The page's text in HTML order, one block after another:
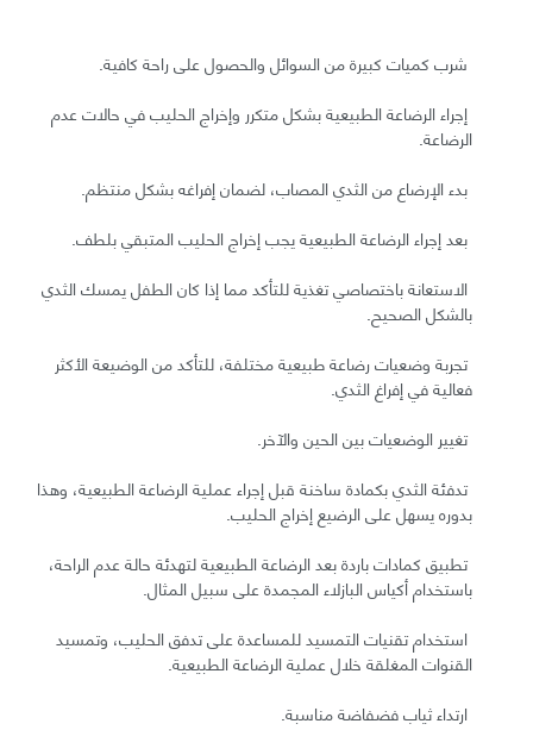
شرب كميات كبيرة من السوائل والحصول على راحة كافية.
إجراء الرضاعة الطبيعية بشكل متكرر وإخراج الحليب في حالات عدم
الرضاعة.
بدء الإرضاع من الثدي المصاب، لضمان إفراغه بشكل منتظم.
بعد إجراء الرضاعة الطبيعية يجب إخراج الحليب المتبقي بلطف.
الاستعانة باختصاصي تغذية للتأكد مما إذا كان الطفل يمسك الثدي
بالشكل الصحيح.
تجربة وضعيات رضاعة طبيعية مختلفة، للتأكد من الوضيعة الأكثر
فعالية في إفراغ الثدي.
تغيير الوضعيات بين الحين والآخر.
تدفئة الثدي بكمادة ساخنة قبل إجراء عملية الرضاعة الطبيعية، وهذا
بدوره يسهل على الرضيع إخراج الحليب.
تطبيق كمادات باردة بعد الرضاعة الطبيعية لتهدئة حالة عدم الراحة،
باستخدام أكياس البازلاء المجمدة على سبيل المثال.
استخدام تقنيات التمسيد للمساعدة على تدفق الحليب، وتمسيد
القنوات المغلقة خلال عملية الرضاعة الطبيعية.
ارتداء ثياب فضفاضة مناسبة.